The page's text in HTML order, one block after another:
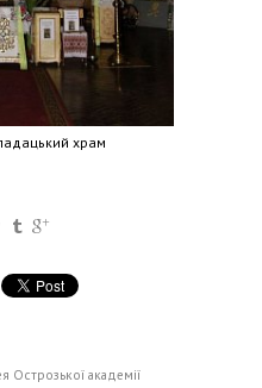
храм
Острозької академії